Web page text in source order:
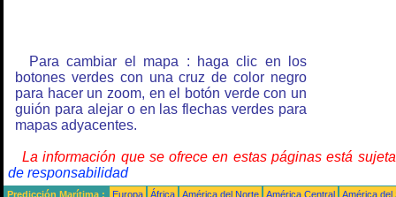
Para cambiar el mapa : haga clic en los
botones verdes con una cruz de color negro
para hacer un zoom, en el botón verde con un
guión para alejar o en las flechas verdes para
mapas adyacentes.
La información que se ofrece en estas páginas está
de responsabilidad
Predicción Marítima : Europa África América del Norte América Central
América del